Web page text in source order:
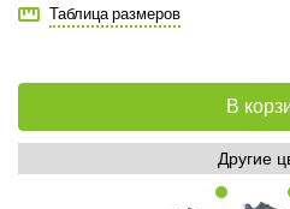
Таблица размеров
В
Другие